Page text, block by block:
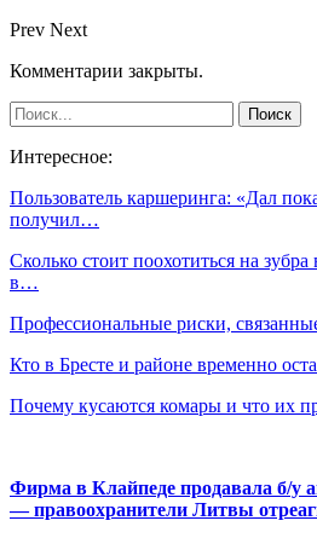
Prev Next
Комментарии закрыты.
Интересное:
Пользователь каршеринга: «Дал
получил…
Сколько стоит поохотиться на зубра
в…
Профессиональные риски,
Кто в Бресте и районе временно
Почему кусаются комары и что их
Фирма в Клайпеде продавала б/у
— правоохранители Литвы